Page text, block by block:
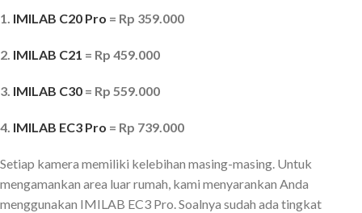
1. IMILAB C20 Pro = Rp 359.000
2. IMILAB C21 = Rp 459.000
3. IMILAB C30 = Rp 559.000
4. IMILAB EC3 Pro = Rp 739.000
Setiap kamera memiliki kelebihan masing-masing. Untuk
mengamankan area luar rumah, kami menyarankan Anda
menggunakan IMILAB EC3 Pro. Soalnya sudah ada tingkat